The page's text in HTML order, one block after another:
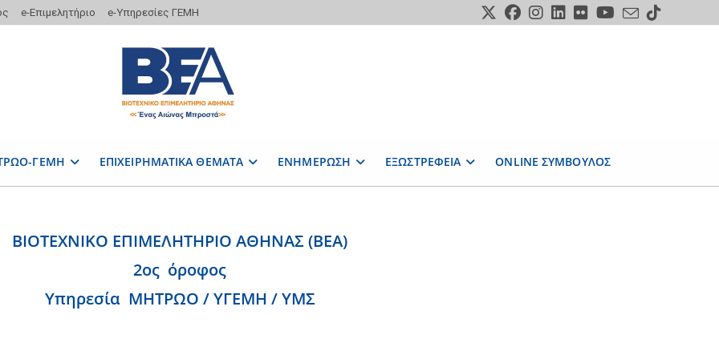
e-Επιμελητήριο e-Υπηρεσίες ΓΕΜΗ
ΓΕΜΗ ΕΠΙΧΕΙΡΗΜΑΤΙΚΑ ΘΕΜΑΤΑ ΕΝΗΜΕΡΩΣΗ ΕΞΩΣΤΡΕΦΕΙΑ ONLINE ΣΥΜΒΟΥΛΟΣ
ΒΙΟΤΕΧΝΙΚΟ ΕΠΙΜΕΛΗΤΗΡΙΟ ΑΘΗΝΑΣ (ΒΕΑ)
2ος όροφος
Υπηρεσία ΜΗΤΡΩΟ / ΥΓΕΜΗ / ΥΜΣ